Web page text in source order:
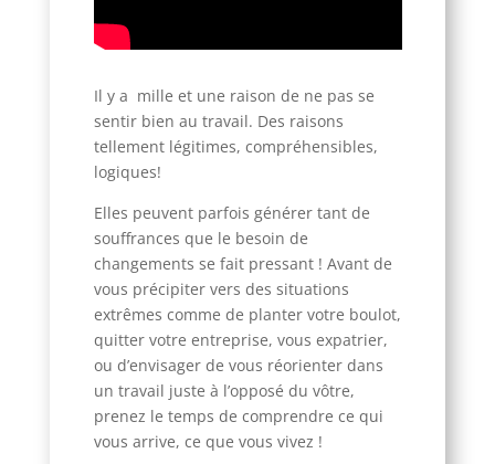
Il y a mille et une raison de ne pas se
sentir bien au travail. Des raisons
tellement légitimes, compréhensibles,
logiques!
Elles peuvent parfois générer tant de
souffrances que le besoin de
changements se fait pressant ! Avant de
vous précipiter vers des situations
extrêmes comme de planter votre boulot,
quitter votre entreprise, vous expatrier,
ou d’envisager de vous réorienter dans
un travail juste à l’opposé du vôtre,
prenez le temps de comprendre ce qui
vous arrive, ce que vous vivez !